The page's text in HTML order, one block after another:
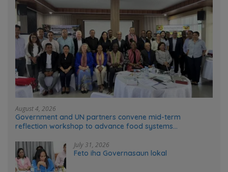
August 4, 2026
Government and UN partners convene mid-term
reflection workshop to advance food systems
July 31, 2026
Feto iha Governasaun lokal